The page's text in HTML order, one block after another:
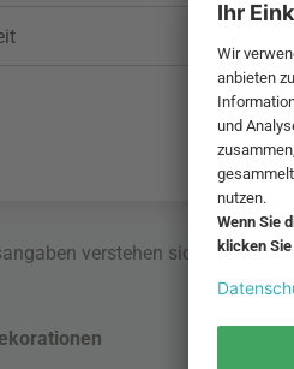
verstehen sich inklusive